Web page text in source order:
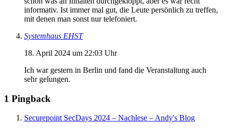
informativ. Ist immer mal gut, die Leute persönlich zu treffen,
mit denen man sonst nur telefoniert.
Systemhaus EHST
18. April 2024 um 22:03 Uhr
Ich war gestern in Berlin und fand die Veranstaltung auch
sehr gelungen.
1 Pingback
Securepoint SecDays 2024 – Nachlese – Andy's Blog